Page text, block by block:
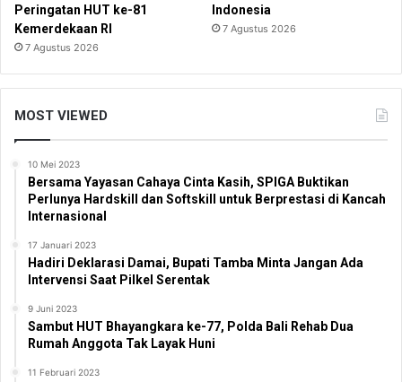
Peringatan HUT ke-81
Kemerdekaan RI
7 Agustus 2026
Indonesia
7 Agustus 2026
MOST VIEWED
10 Mei 2023
Bersama Yayasan Cahaya Cinta Kasih, SPIGA Buktikan
Perlunya Hardskill dan Softskill untuk Berprestasi di Kancah
Internasional
17 Januari 2023
Hadiri Deklarasi Damai, Bupati Tamba Minta Jangan Ada
Intervensi Saat Pilkel Serentak
9 Juni 2023
Sambut HUT Bhayangkara ke-77, Polda Bali Rehab Dua
Rumah Anggota Tak Layak Huni
11 Februari 2023